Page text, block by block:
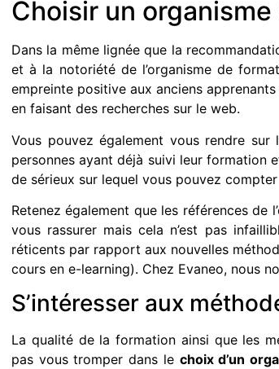
Choisir un
Dans la même lignée que la
et à la notoriété de l’organisme de
empreinte positive aux anciens
en faisant des recherches sur le web.
Vous pouvez également vous rendre
personnes ayant déjà suivi leur formation
de sérieux sur lequel vous pouvez
Retenez également que les références de
vous rassurer mais cela n’est pas
réticents par rapport aux nouvelles
cours en e-learning). Chez Evaneo, nous
S’intéresser aux
La qualité de la formation ainsi que les
pas vous tromper dans le choix d’un